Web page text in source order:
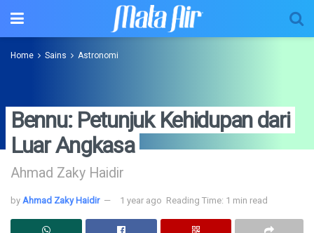
Home Sains Astronomi
Bennu: Petunjuk Kehidupan dari
Luar Angkasa
Ahmad Zaky Haidir
by Ahmad Zaky Haidir 1 year ago Reading Time: 1 min read